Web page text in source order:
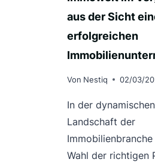
aus der Sicht
erfolgreichen
Von Nestiq 02/03/
In der dynamischen
Landschaft der
Wahl der richtigen